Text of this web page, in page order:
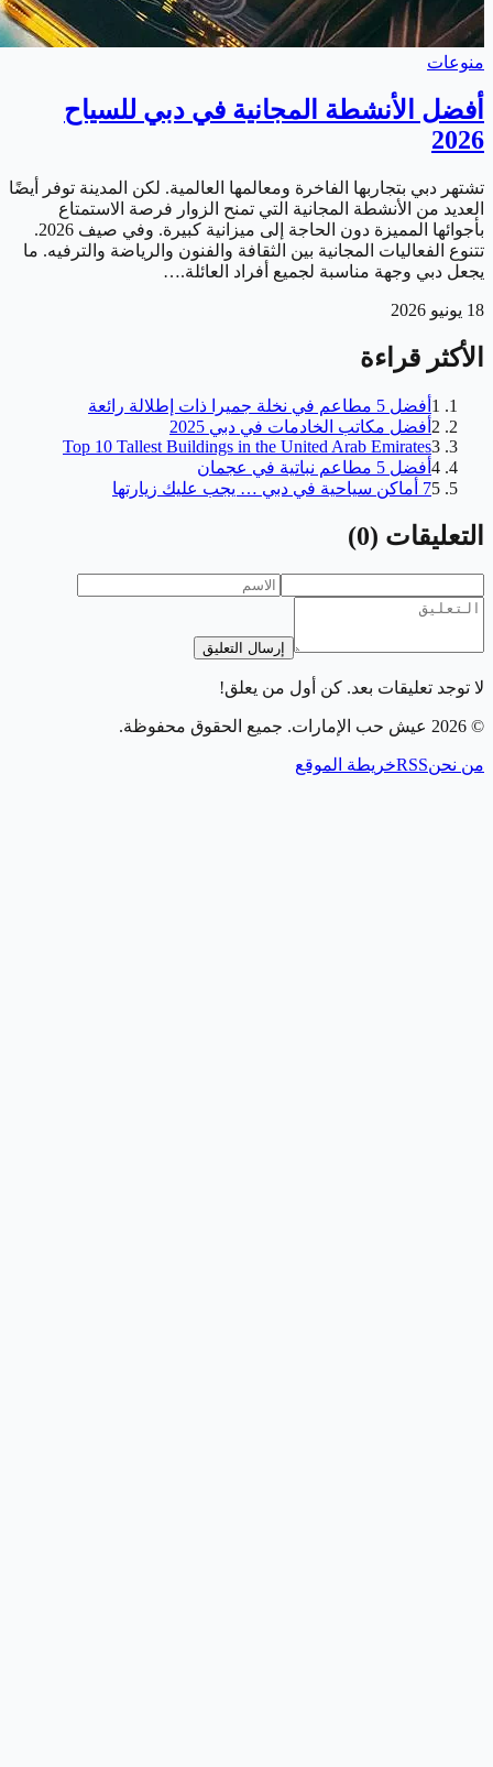
منوعات
أفضل الأنشطة المجانية في دبي للسياح
2026
تشتهر دبي بتجاربها الفاخرة ومعالمها العالمية. لكن المدينة توفر أيضًا
العديد من الأنشطة المجانية التي تمنح الزوار فرصة الاستمتاع
بأجوائها المميزة دون الحاجة إلى ميزانية كبيرة. وفي صيف 2026.
تتنوع الفعاليات المجانية بين الثقافة والفنون والرياضة والترفيه. ما
يجعل دبي وجهة مناسبة لجميع أفراد العائلة.…
18 يونيو 2026
الأكثر قراءة
1 أفضل 5 مطاعم في نخلة جميرا ذات إطلالة رائعة
2 أفضل مكاتب الخادمات في دبي 2025
3
Top 10 Tallest Buildings in the United Arab Emirates
4 أفضل 5 مطاعم نباتية في عجمان
57 أماكن سياحية في دبي … يجب عليك زيارتها
التعليقات (
0
)
إرسال التعليق
لا توجد تعليقات بعد. كن أول من يعلق!
©
2026 عيش حب الإمارات. جميع الحقوق محفوظة.
من نحنRSSخريطة الموقع